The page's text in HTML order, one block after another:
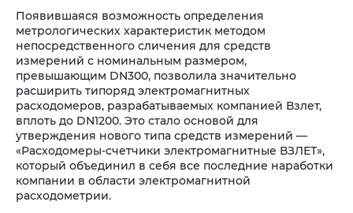
Появившаяся возможность определения
метрологических характеристик методом
непосредственного сличения для средств
измерений с номинальным размером,
превышающим DN300, позволила значительно
расширить типоряд электромагнитных
расходомеров, разрабатываемых компанией Взлет,
вплоть до DN1200. Это стало основой для
утверждения нового типа средств измерений —
«Расходомеры-счетчики электромагнитные ВЗЛЕТ»,
который объединил в себя все последние наработки
компании в области электромагнитной
расходометрии.